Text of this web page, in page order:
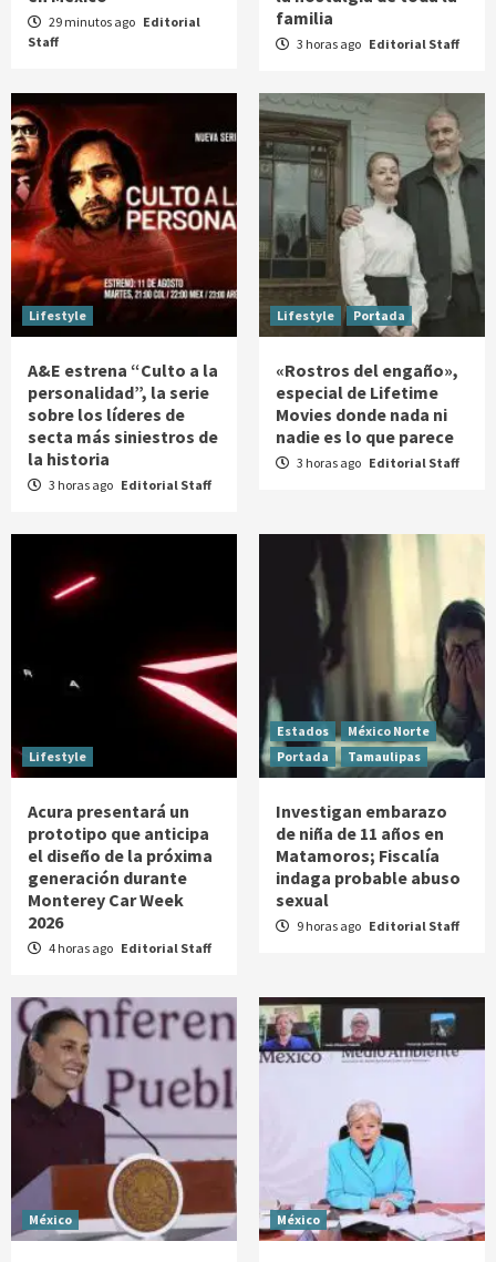
29 minutos ago Editorial
Staff
familia
3 horas ago Editorial Staff
Lifestyle
A&E estrena “Culto a la
personalidad”, la serie
sobre los líderes de
secta más siniestros de
la historia
3 horas ago Editorial Staff
Lifestyle Portada
«Rostros del engaño»,
especial de Lifetime
Movies donde nada ni
nadie es lo que parece
3 horas ago Editorial Staff
Lifestyle
Acura presentará un
prototipo que anticipa
el diseño de la próxima
generación durante
Monterey Car Week
2026
4 horas ago Editorial Staff
Estados
México Norte
Portada
Tamaulipas
Investigan embarazo
de niña de 11 años en
Matamoros; Fiscalía
indaga probable abuso
sexual
9 horas ago Editorial Staff
México México